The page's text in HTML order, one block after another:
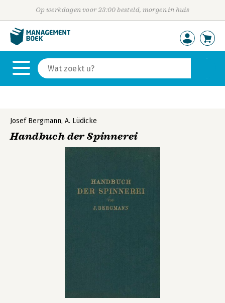
Op werkdagen voor 23:00 besteld, morgen in huis
Josef Bergmann, A. Lüdicke
Handbuch der Spinnerei